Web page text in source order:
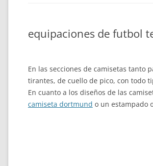
equipaciones de futbol
En las secciones de camisetas tanto
tirantes, de cuello de pico, con todo
En cuanto a los diseños de las
camiseta dortmund o un estampado